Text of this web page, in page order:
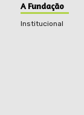
A Fundação
Institucional